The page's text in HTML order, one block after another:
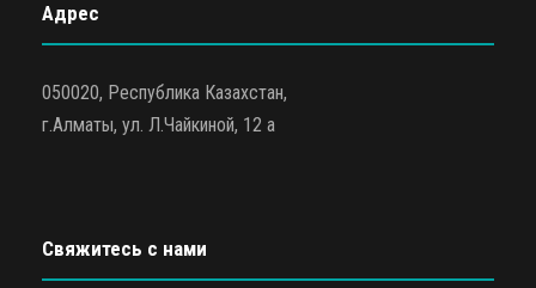
Адрес
050020, Республика Казахстан,
г.Алматы, ул. Л.Чайкиной, 12 а
Свяжитесь с нами